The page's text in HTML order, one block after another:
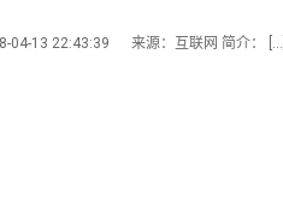
04-13 22:43:39 来源：互联网 简介： […]